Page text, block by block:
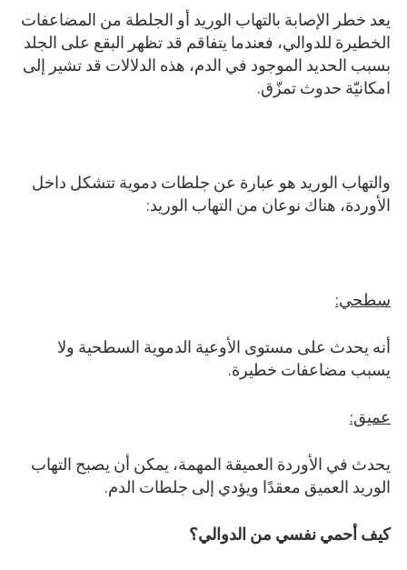
يعد خطر الإصابة بالتهاب الوريد أو الجلطة من المضاعفات
الخطيرة للدوالي، فعندما يتفاقم قد تظهر البقع على الجلد
بسبب الحديد الموجود في الدم، هذه الدلالات قد تشير إلى
امكانيّة حدوث تمزّق.
والتهاب الوريد هو عبارة عن جلطات دموية تتشكل داخل
الأوردة، هناك نوعان من التهاب الوريد:
سطحي:
أنه يحدث على مستوى الأوعية الدموية السطحية ولا
يسبب مضاعفات خطيرة.
عميق:
يحدث في الأوردة العميقة المهمة، يمكن أن يصبح التهاب
الوريد العميق معقدًا ويؤدي إلى جلطات الدم.
كيف أحمي نفسي من الدوالي؟